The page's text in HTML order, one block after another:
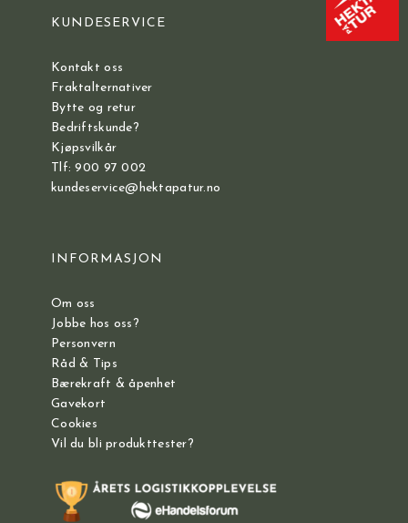
KUNDESERVICE
Kontakt oss
Fraktalternativer
Bytte og retur
Bedriftskunde?
Kjøpsvilkår
Tlf: 900 97 002
kundeservice@hektapatur.no
INFORMASJON
Om oss
Jobbe hos oss?
Personvern
Råd & Tips
Bærekraft & åpenhet
Gavekort
Cookies
Vil du bli produkttester?